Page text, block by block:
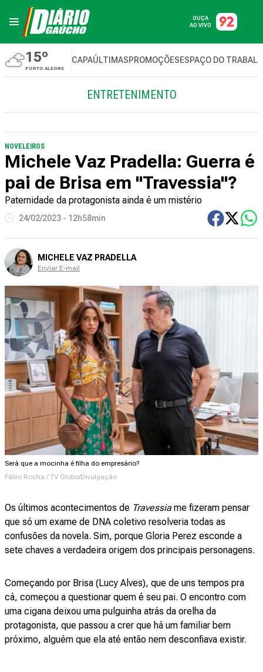
OUÇA
AO VIVO
15º
PORTO ALEGRE
CAPAÚLTIMASPROMOÇÕESESPAÇO DO
ENTRETENIMENTO
NOVELEIROS
Michele Vaz Pradella: Guerra é
pai de Brisa em "Travessia"?
Paternidade da protagonista ainda é um mistério
24/02/2023 - 12h58min
MICHELE VAZ PRADELLA
Enviar E-mail
Será que a mocinha é filha do empresário?
Fábio Rocha / TV Globo/Divulgação
Os últimos acontecimentos de Travessia me fizeram pensar
que só um exame de DNA coletivo resolveria todas as
confusões da novela. Sim, porque Gloria Perez esconde a
sete chaves a verdadeira origem dos principais personagens.
Começando por Brisa (Lucy Alves), que de uns tempos pra
cá, começou a questionar quem é seu pai. O encontro com
uma cigana deixou uma pulguinha atrás da orelha da
protagonista, que passou a crer que há um familiar bem
próximo, alguém que ela até então nem desconfiava existir.